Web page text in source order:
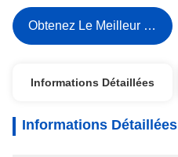
Obtenez Le Meilleur Prix
Informations Détaillées
Informations Détaillées